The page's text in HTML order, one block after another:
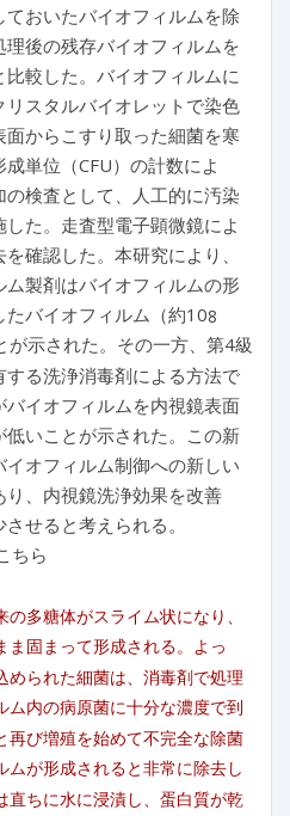
おいたバイオフィルムを除
後の残存バイオフィルムを
較した。バイオフィルムに
スタルバイオレットで染色
からこすり取った細菌を寒
単位（CFU）の計数によ
検査として、人工的に汚染
た。走査型電子顕微鏡によ
確認した。本研究により、
製剤はバイオフィルムの形
バイオフィルム（約108
が示された。その一方、第4級
る洗浄消毒剤による方法で
イオフィルムを内視鏡表面
いことが示された。この新
オフィルム制御への新しい
、内視鏡洗浄効果を改善
せると考えられる。
ちら
多糖体がスライム状になり、
固まって形成される。よっ
められた細菌は、消毒剤で処理
ム内の病原菌に十分な濃度で到
再び増殖を始めて不完全な除菌
が形成されると非常に除去し
直ちに水に浸漬し、蛋白質が乾